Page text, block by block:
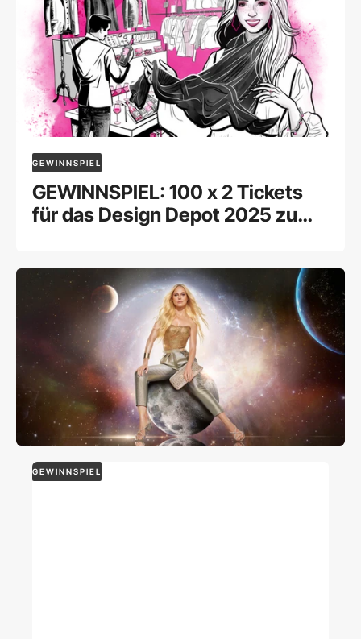
GEWINNSPIEL
GEWINNSPIEL: 100 x 2 Tickets
für das Design Depot 2025 zu
GEWINNSPIEL